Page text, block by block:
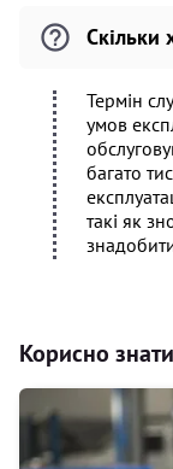
Скільки
Термін
умов
багато
такі як
Корисно знати